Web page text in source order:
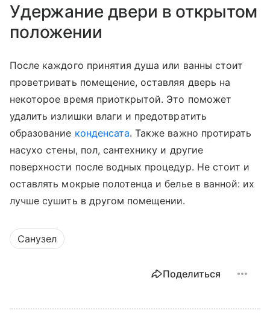
Удержание двери в открытом
положении
После каждого принятия душа или ванны стоит
проветривать помещение, оставляя дверь на
некоторое время приоткрытой. Это поможет
удалить излишки влаги и предотвратить
образование конденсата. Также важно протирать
насухо стены, пол, сантехнику и другие
поверхности после водных процедур. Не стоит и
оставлять мокрые полотенца и белье в ванной: их
лучше сушить в другом помещении.
Санузел
Поделиться